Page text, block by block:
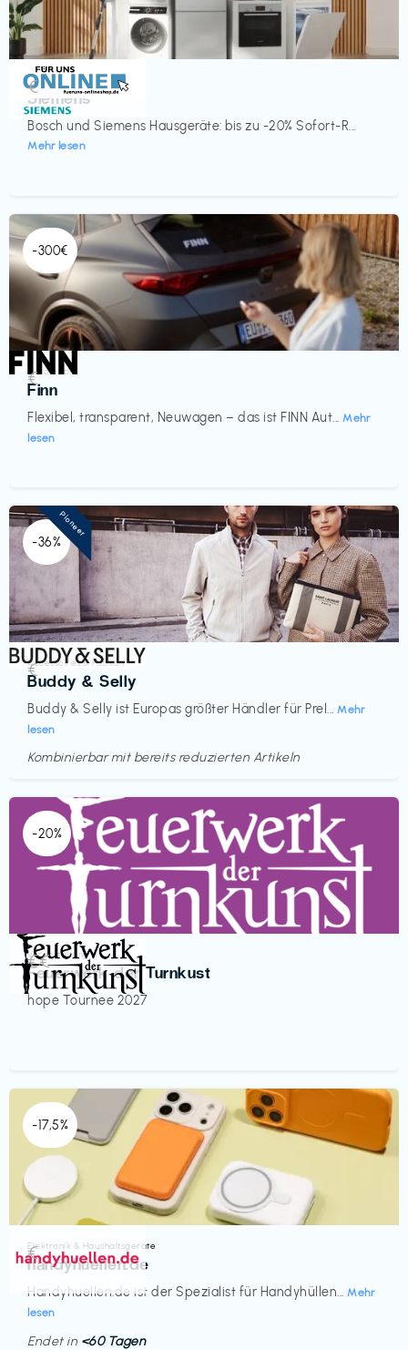
Küche & Haushalt
Siemens
Bosch und Siemens Hausgeräte: bis zu -20% Sofort-R...
Mehr lesen
€‎
-300€
Automobil
Finn
Flexibel, transparent, Neuwagen – das ist FINN Aut... Mehr
lesen
€‎
-36%
Accessoires & Fashion
Buddy & Selly
Buddy & Selly ist Europas größter Händler für Prel... Mehr
lesen
€‎
Kombinierbar mit bereits reduzierten Artikeln
Pioneer
-20%
Veranstaltung
Feuerwerk der Turnkust
hope Tournee 2027
€€‎
-17,5%
Elektronik & Haushaltsgeräte
handyhuellen.de
Handyhuellen.de ist der Spezialist für Handyhüllen... Mehr
lesen
€‎
Endet in <60 Tagen